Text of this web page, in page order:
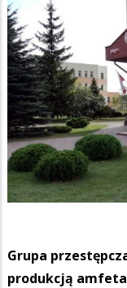
Grupa
produkcją